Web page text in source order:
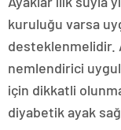
kuruluğu varsa
desteklenmelidir.
nemlendirici
için dikkatli
diyabetik ayak